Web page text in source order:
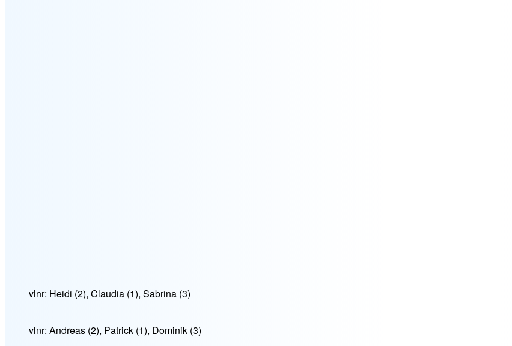
vlnr: Heidi (2), Claudia (1), Sabrina (3)
vlnr: Andreas (2), Patrick (1), Dominik (3)